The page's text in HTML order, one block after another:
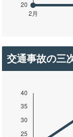
交通事故の三